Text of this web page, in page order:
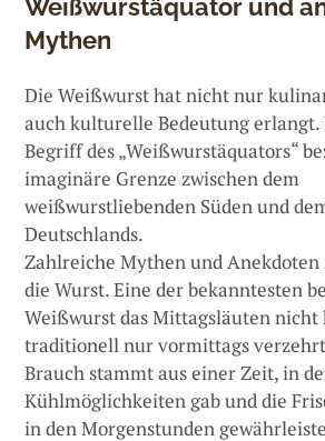
Weißwurstäquator und
Mythen
Die Weißwurst hat nicht nur
auch kulturelle Bedeutung
Begriff des „Weißwurstäquators“
imaginäre Grenze zwischen dem
weißwurstliebenden Süden und
Deutschlands.
Zahlreiche Mythen und
die Wurst. Eine der bekanntesten
Weißwurst das Mittagsläuten nicht
traditionell nur vormittags
Brauch stammt aus einer Zeit, in
Kühlmöglichkeiten gab und die
in den Morgenstunden